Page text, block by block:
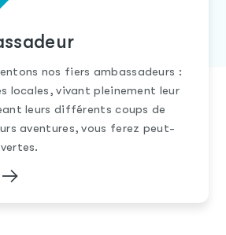
nos fiers ambassadeurs :
locales, vivant pleinement leur
leurs différents coups de
aventures, vous ferez peut-